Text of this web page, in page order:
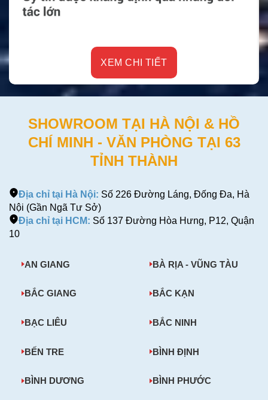
XEM CHI TIẾT
SHOWROOM TẠI HÀ NỘI & HỒ
CHÍ MINH - VĂN PHÒNG TẠI 63
TỈNH THÀNH
Địa chỉ tại Hà Nội: Số 226 Đường Láng, Đống Đa, Hà
Nội (Gần Ngã Tư Sở)
Địa chỉ tại HCM: Số 137 Đường Hòa Hưng, P12, Quận
10
AN GIANG BÀ RỊA - VŨNG TÀU
BẮC GIANG BẮC KẠN
BẠC LIÊU BẮC NINH
BẾN TRE BÌNH ĐỊNH
BÌNH DƯƠNG BÌNH PHƯỚC